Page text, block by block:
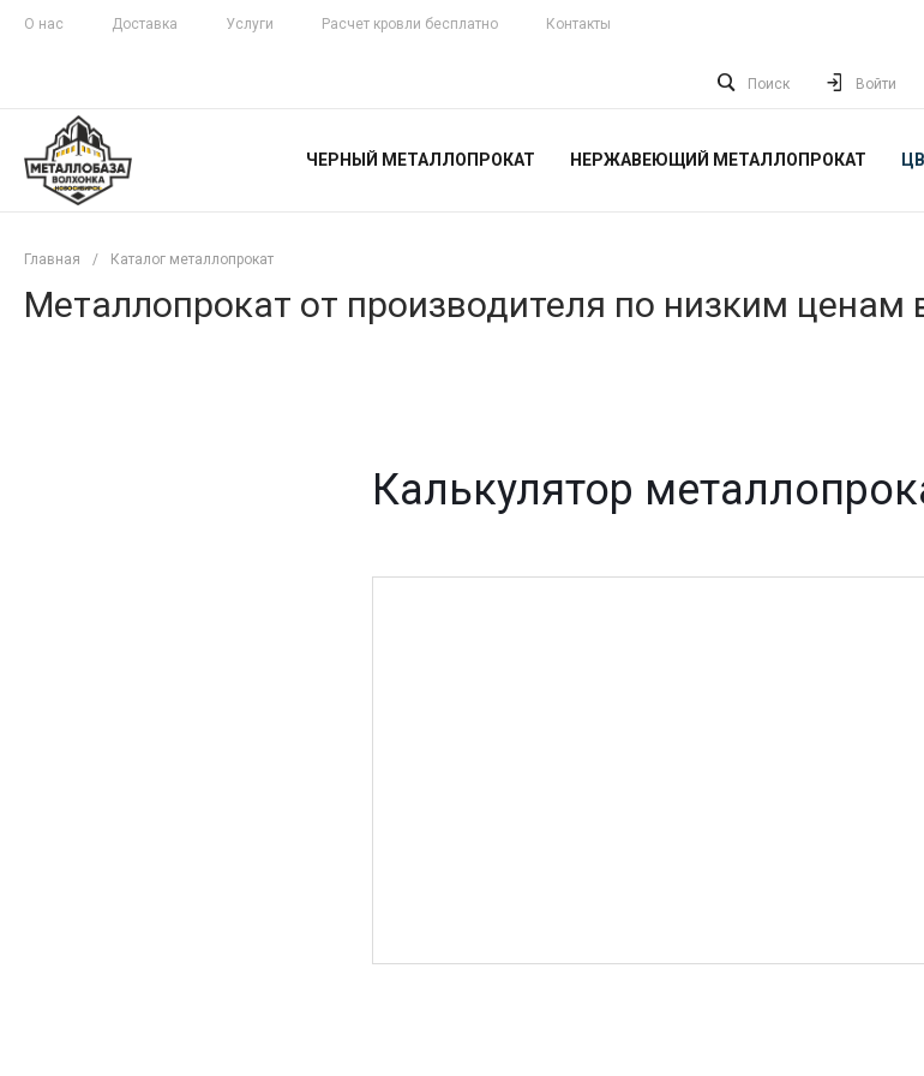
О нас Доставка Услуги Расчет кровли бесплатно Контакты
Поиск Войти
ЧЕРНЫЙ МЕТАЛЛОПРОКАТ НЕРЖАВЕЮЩИЙ МЕТАЛЛОПРОКАТ
Главная / Каталог металлопрокат
Металлопрокат от производителя по низким
Калькулятор